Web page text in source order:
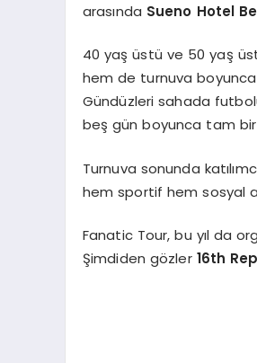
arasında Sueno Hotel
40 yaş üstü ve 50 yaş
hem de turnuva boyunca
Gündüzleri sahada
beş gün boyunca tam
Turnuva sonunda
hem sportif hem sosyal
Fanatic Tour, bu yıl da
Şimdiden gözler 16th